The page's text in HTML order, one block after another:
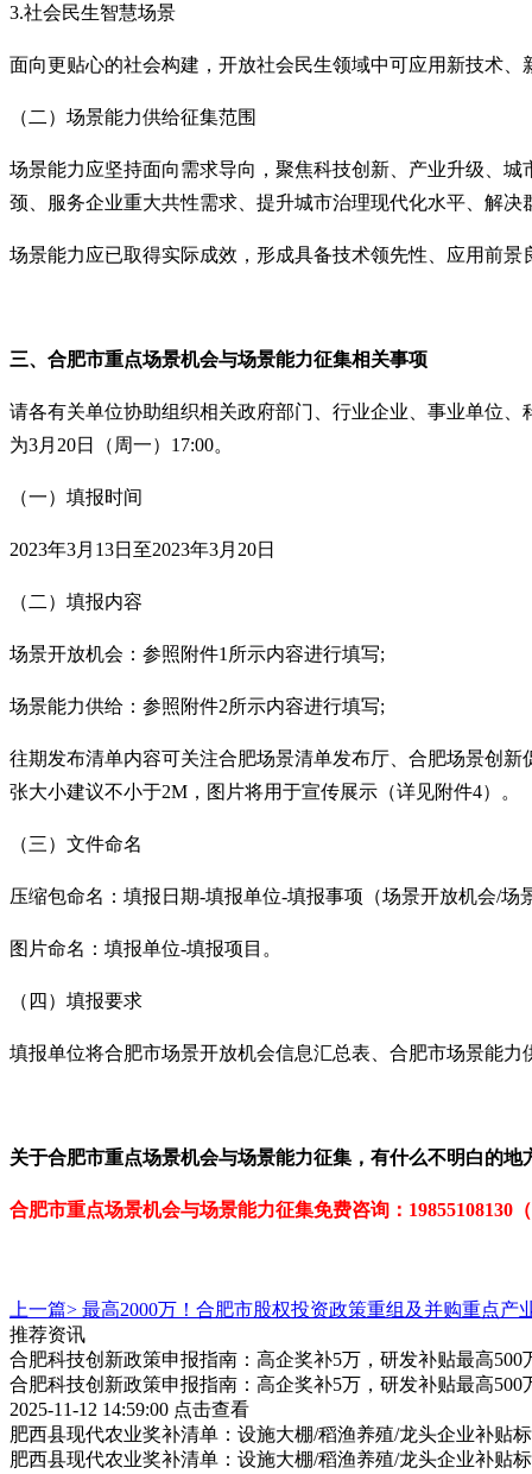
3.社会民生智慧场景
面向更贴心的社会构建，开放社会民生领域中可应用新技术
（二）场景能力供给征集范围
场景能力应坚持面向需求导向，聚焦科技创新、产业升级、
颈、服务企业重大共性需求、提升城市治理现代化水平、解
场景能力应已取得实际成效，形成具备技术领先性、应用前
三、合肥市重点场景机会与场景能力征集相关事项
请各有关单位协助组织相关政府部门、行业企业、事业单位
为3月 20日（周一） 17:00。
（一）填报时间
2023年3月 13日至2023年3月 20日
（二）填报内容
场景开放机会：参照附件1 所示内容进行填写;
场景能力供给：参照附件2所示内容进行填写;
往期发布清单内容可关注合肥场景清单发布厅、合肥场景创
张大小建议不小于2M ，图片将用于宣传展示（详见附件4）。
（三）文件命名
压缩包命名：填报日期-填报单位-填报事项（场景开放机会/场
图片命名：填报单位-填报项目。
（四）填报要求
填报单位将合肥市场景开放机会信息汇总表、合肥市场景能
关于合肥市重点场景机会与场景能力征集 ，有什么不明白的
合肥市重点场景机会与场景能力征集免费咨询： 19855108130
上一篇> 最高2000万！合肥市股权投资政策重组及并购重点产
推荐资讯
合肥科技创新政策申报指南：高企奖补5万，研发补贴最高500
合肥科技创新政策申报指南：高企奖补5万，研发补贴最高500
2025-11-12 14:59:00 点击查看
肥西县现代农业奖补清单：设施大棚/稻渔养殖/龙头企业补贴
肥西县现代农业奖补清单：设施大棚/稻渔养殖/龙头企业补贴